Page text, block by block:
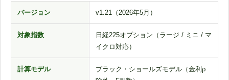
バージョン v1.21（2026年5月）
対象指数
日経225オプション（ラージ / ミニ / マ
イクロ対応）
計算モデル
ブラック・ショールズモデル（金利ρ